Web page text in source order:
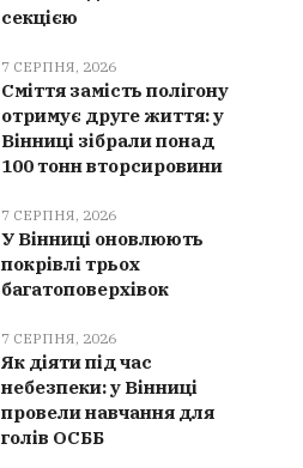
секцією
7 СЕРПНЯ, 2026
Сміття замість полігону
отримує друге життя: у
Вінниці зібрали понад
100 тонн вторсировини
7 СЕРПНЯ, 2026
У Вінниці оновлюють
покрівлі трьох
багатоповерхівок
7 СЕРПНЯ, 2026
Як діяти під час
небезпеки: у Вінниці
провели навчання для
голів ОСББ